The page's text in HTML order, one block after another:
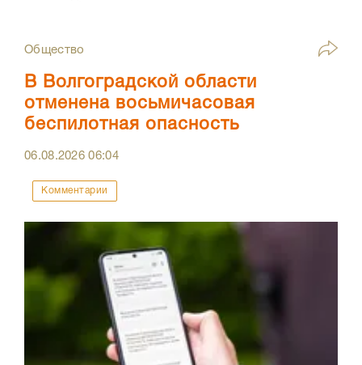
Общество
В Волгоградской области
отменена восьмичасовая
беспилотная опасность
06.08.202606:04
Комментарии